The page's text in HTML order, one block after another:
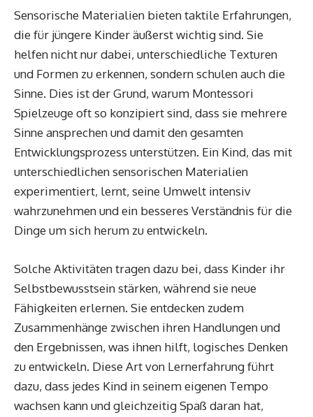
Sensorische Materialien bieten taktile Erfahrungen,
die für jüngere Kinder äußerst wichtig sind. Sie
helfen nicht nur dabei, unterschiedliche Texturen
und Formen zu erkennen, sondern schulen auch die
Sinne. Dies ist der Grund, warum Montessori
Spielzeuge oft so konzipiert sind, dass sie mehrere
Sinne ansprechen und damit den gesamten
Entwicklungsprozess unterstützen. Ein Kind, das mit
unterschiedlichen sensorischen Materialien
experimentiert, lernt, seine Umwelt intensiv
wahrzunehmen und ein besseres Verständnis für die
Dinge um sich herum zu entwickeln.
Solche Aktivitäten tragen dazu bei, dass Kinder ihr
Selbstbewusstsein stärken, während sie neue
Fähigkeiten erlernen. Sie entdecken zudem
Zusammenhänge zwischen ihren Handlungen und
den Ergebnissen, was ihnen hilft, logisches Denken
zu entwickeln. Diese Art von Lernerfahrung führt
dazu, dass jedes Kind in seinem eigenen Tempo
wachsen kann und gleichzeitig Spaß daran hat,